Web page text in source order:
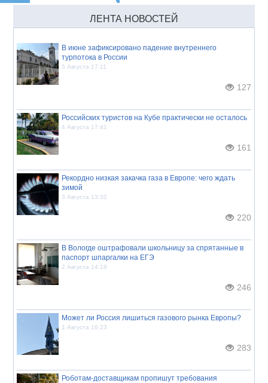
ЛЕНТА НОВОСТЕЙ
В июне зафиксировано падение внутреннего
турпотока в России
5 Августа 17:11
127
Российских туристов на Кубе практически не осталось
4 Августа 17:41
161
Рекордно низкая закачка газа в Европе: чего ждать
зимой
3 Августа 13:32
220
В Вологде оштрафовали школьницу за спрятанные в
паспорт шпаргалки на ЕГЭ
2 Августа 14:19
246
Может ли Россия лишиться газового рынка Европы?
1 Августа 16:23
283
Роботам-доставщикам пропишут требования